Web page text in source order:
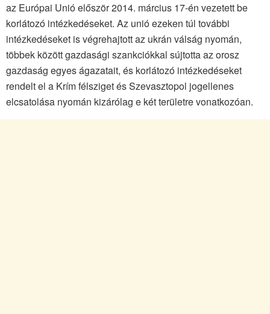
az Európai Unió először 2014. március 17-én vezetett be
korlátozó intézkedéseket. Az unió ezeken túl további
intézkedéseket is végrehajtott az ukrán válság nyomán,
többek között gazdasági szankciókkal sújtotta az orosz
gazdaság egyes ágazatait, és korlátozó intézkedéseket
rendelt el a Krím félsziget és Szevasztopol jogellenes
elcsatolása nyomán kizárólag e két területre vonatkozóan.